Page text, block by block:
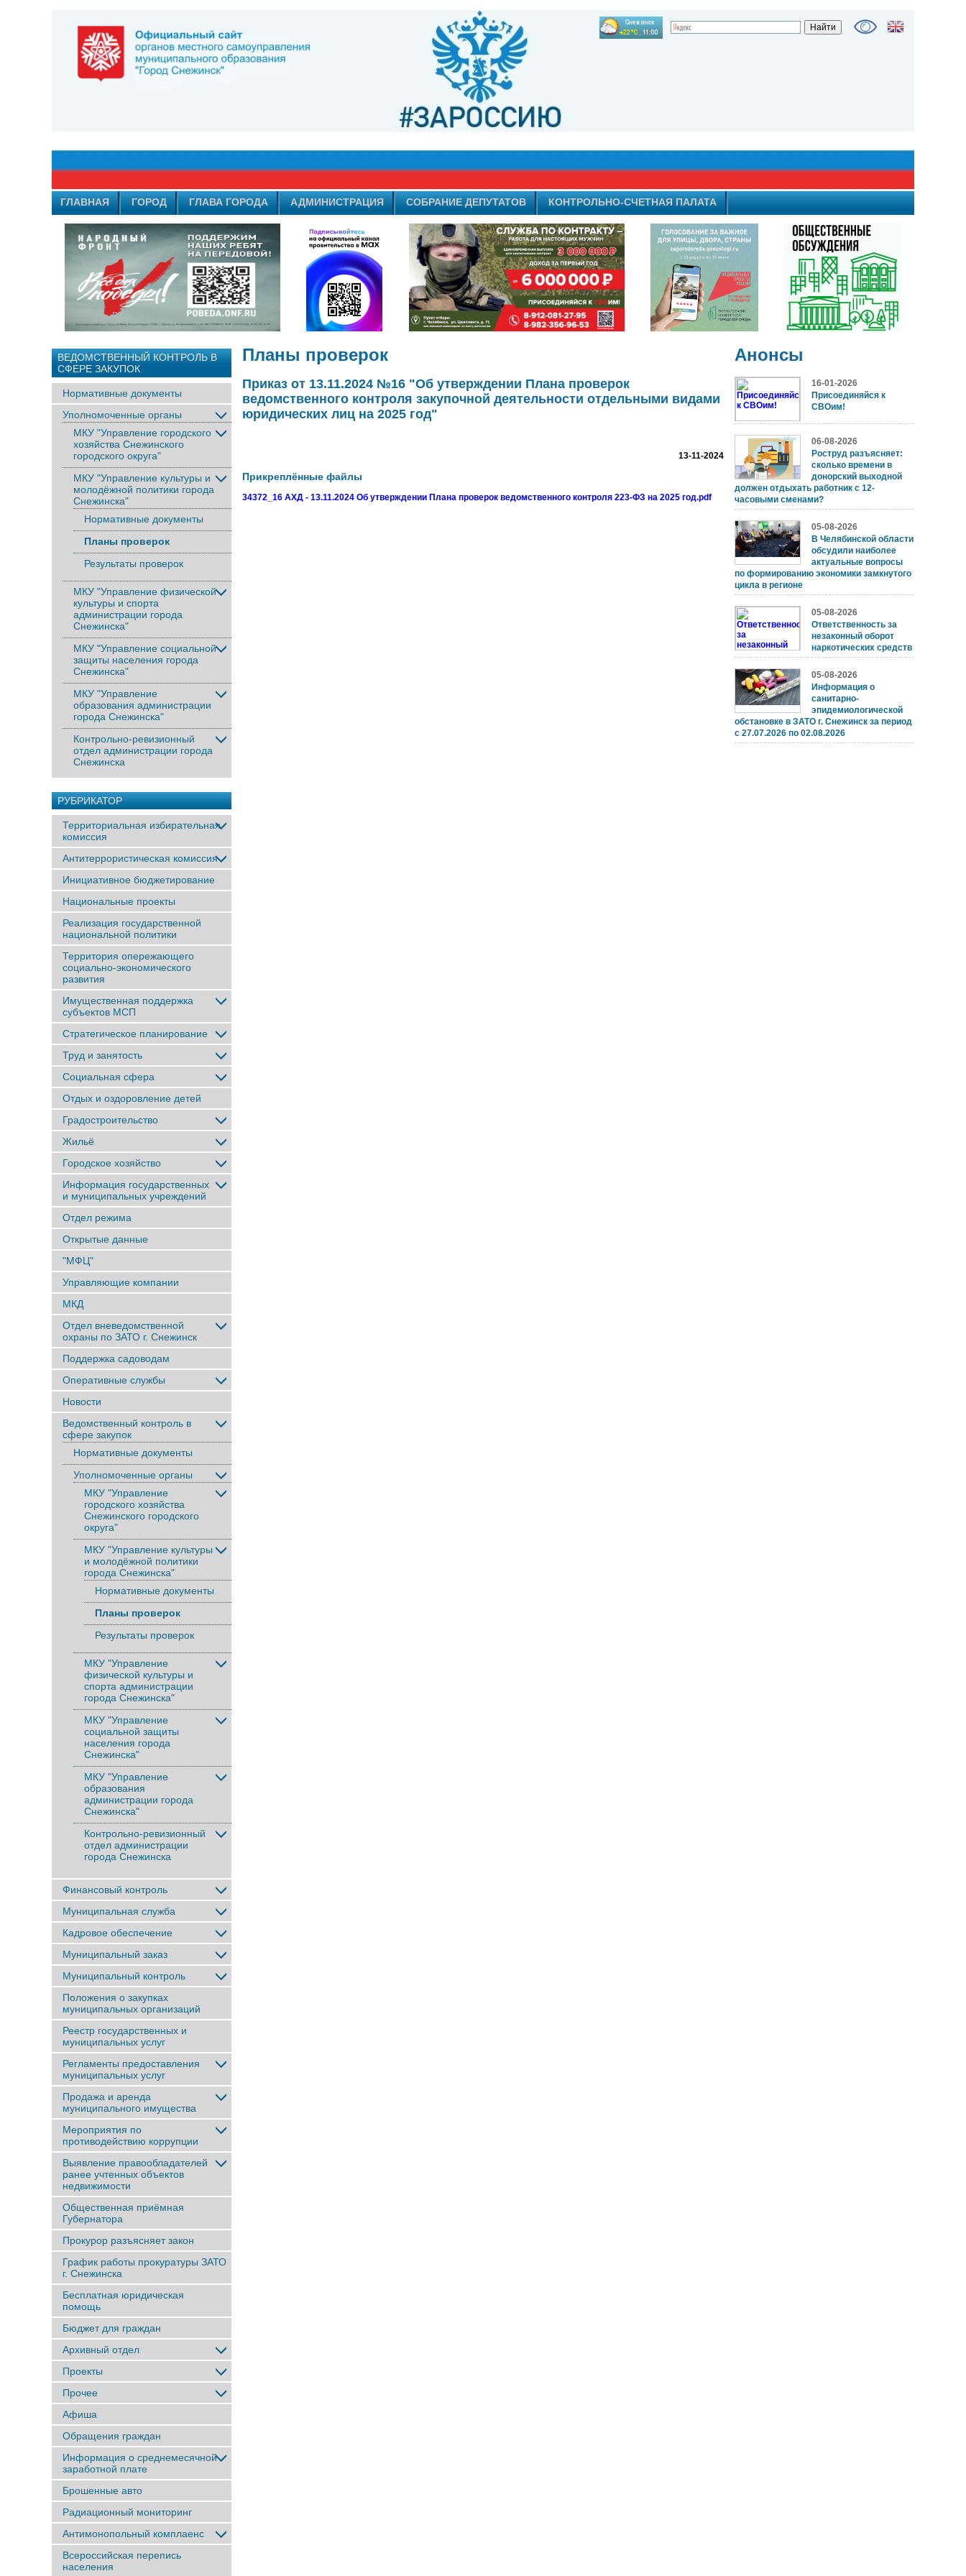
ГЛАВНАЯ ГОРОД ГЛАВА ГОРОДА АДМИНИСТРАЦИЯ СОБРАНИЕ ДЕПУТАТОВ КОНТРОЛЬНО-СЧЕТНАЯ ПАЛАТА
ВЕДОМСТВЕННЫЙ КОНТРОЛЬ В
СФЕРЕ ЗАКУПОК
Нормативные документы
Уполномоченные органы
МКУ "Управление городского
хозяйства Снежинского
городского округа"
МКУ "Управление культуры и
молодёжной политики города
Снежинска"
Нормативные документы
Планы проверок
Результаты проверок
МКУ "Управление физической
культуры и спорта
администрации города
Снежинска"
МКУ "Управление социальной
защиты населения города
Снежинска"
МКУ "Управление
образования администрации
города Снежинска"
Контрольно-ревизионный
отдел администрации города
Снежинска
РУБРИКАТОР
Территориальная избирательная
комиссия
Антитеррористическая комиссия
Инициативное бюджетирование
Национальные проекты
Реализация государственной
национальной политики
Территория опережающего
социально-экономического
развития
Имущественная поддержка
субъектов МСП
Стратегическое планирование
Труд и занятость
Социальная сфера
Отдых и оздоровление детей
Градостроительство
Жильё
Городское хозяйство
Информация государственных
и муниципальных учреждений
Отдел режима
Открытые данные
"МФЦ"
Управляющие компании
МКД
Отдел вневедомственной
охраны по ЗАТО г. Снежинск
Поддержка садоводам
Оперативные службы
Новости
Ведомственный контроль в
сфере закупок
Нормативные документы
Уполномоченные органы
МКУ "Управление
городского хозяйства
Снежинского городского
округа"
МКУ "Управление культуры
и молодёжной политики
города Снежинска"
Нормативные документы
Планы проверок
Результаты проверок
МКУ "Управление
физической культуры и
спорта администрации
города Снежинска"
МКУ "Управление
социальной защиты
населения города
Снежинска"
МКУ "Управление
образования
администрации города
Снежинска"
Контрольно-ревизионный
отдел администрации
города Снежинска
Финансовый контроль
Муниципальная служба
Кадровое обеспечение
Муниципальный заказ
Муниципальный контроль
Положения о закупках
муниципальных организаций
Реестр государственных и
муниципальных услуг
Регламенты предоставления
муниципальных услуг
Продажа и аренда
муниципального имущества
Мероприятия по
противодействию коррупции
Выявление правообладателей
ранее учтенныx объектов
недвижимости
Общественная приёмная
Губернатора
Прокурор разъясняет закон
График работы прокуратуры ЗАТО
г. Снежинска
Бесплатная юридическая
помощь
Бюджет для граждан
Архивный отдел
Проекты
Прочее
Афиша
Обращения граждан
Информация о среднемесячной
заработной плате
Брошенные авто
Радиационный мониторинг
Антимонопольный комплаенс
Всероссийская перепись
населения
Планы проверок
Приказ от 13.11.2024 №16 "Об утверждении Плана проверок
ведомственного контроля закупочной деятельности отдельными видами
юридических лиц на 2025 год"
13-11-2024
Прикреплённые файлы
34372_16 АХД - 13.11.2024 Об утверждении Плана проверок ведомственного контроля 223-ФЗ на 2025 год.pdf
Анонсы
16-01-2026
Присоединяйся к
СВОим!
06-08-2026
Роструд разъясняет:
сколько времени в
донорский выходной
должен отдыхать работник с 12-
часовыми сменами?
05-08-2026
В Челябинской области
обсудили наиболее
актуальные вопросы
по формированию экономики замкнутого
цикла в регионе
05-08-2026
Ответственность за
незаконный оборот
наркотических средств
05-08-2026
Информация о
санитарно-
эпидемиологической
обстановке в ЗАТО г. Снежинск за период
с 27.07.2026 по 02.08.2026